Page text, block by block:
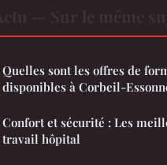
Quelles sont les offres de
disponibles à Corbeil-
Confort et sécurité : Les
travail hôpital